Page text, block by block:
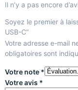
Il n’y a pas encore
Soyez le premier à
USB-C”
Votre adresse e-mail
obligatoires sont
Votre note *
Votre avis *